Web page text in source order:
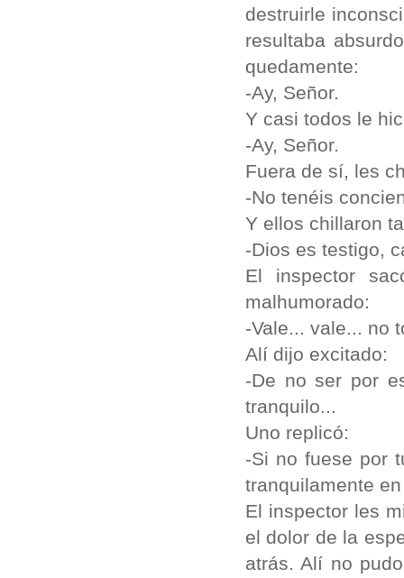
destruirle
resultaba
quedamente:
-Ay, Señor.
Y casi todos le
-Ay, Señor.
Fuera de sí, les
-No tenéis
Y ellos chillaron
-Dios es testigo,
El inspector
malhumorado:
-Vale... vale... no
Alí dijo excitado:
-De no ser por
tranquilo...
Uno replicó:
-Si no fuese por
tranquilamente
El inspector les
el dolor de la
atrás. Alí no